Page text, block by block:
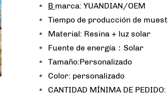
B marca: YUANDIAN/OEM
Tiempo de producción de
Material: Resina + luz solar
Fuente de energía：Solar
Tamaño:Personalizado
Color: personalizado
CANTIDAD MÍNIMA DE